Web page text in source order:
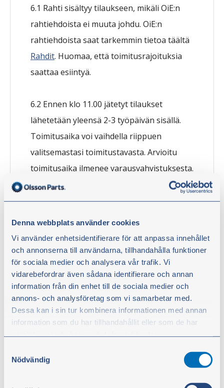
Denna webbplats använder cookies
Vi använder enhetsidentifierare för att anpassa innehållet
och annonserna till användarna, tillhandahålla funktioner
för sociala medier och analysera vår trafik. Vi
vidarebefordrar även sådana identifierare och annan
information från din enhet till de sociala medier och
annons- och analysföretag som vi samarbetar med.
Dessa kan i sin tur kombinera informationen med annan
information som du har tillhandahållit eller som de har
Du kan när som helst ändra ditt val. För att återkalla ditt
samtycke klickar du på ”Cookie-ikonen” längst ned till
Nödvändig
6.1 Rahti sisältyy tilaukseen, mikäli OiE:n
rahtiehdoista ei muuta johdu. OiE:n
rahtiehdoista saat tarkemmin tietoa täältä
Rahdit. Huomaa, että toimitusrajoituksia
saattaa esiintyä.
6.2 Ennen klo 11.00 jätetyt tilaukset
lähetetään yleensä 2-3 työpäivän sisällä.
Toimitusaika voi vaihdella riippuen
valitsemastasi toimitustavasta. Arvioitu
toimitusaika ilmenee varausvahvistuksesta.
Arvioituun toimituspäivämäärään voi
kuitenkin tulla poikkeuksia. Toimitusaika on
tilapäisesti loppu tai kyseessä on tilaustavara.
Lisätietoja OiE:n tavarantoimituksesta sekä
toimitusehdot löydät täältä:Toimitukset
6.3 Toimitusta pitkittävien ongelmien
ilmaantuessa Asiakas saa tästä ilmoituksen.
Jos muuta ei ole sovittu, Asiakas saa purkaa
toimitusajan yli 30 työpäivällä, eikä